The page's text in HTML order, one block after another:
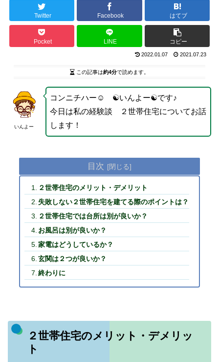
Twitter Facebook はてブ
Pocket LINE コピー
2022.01.07 2021.07.23
この記事は約4分で読めます。
いんよー
コンニチハー☺ ☯いんよー☯です♪
今日は私の経験談 ２世帯住宅についてお話
します！
目次
２世帯住宅のメリット・デメリット
失敗しない２世帯住宅を建てる際のポイントは？
２世帯住宅では台所は別が良いか？
お風呂は別が良いか？
家電はどうしているか？
玄関は２つが良いか？
終わりに
２世帯住宅のメリット・デメリッ
ト